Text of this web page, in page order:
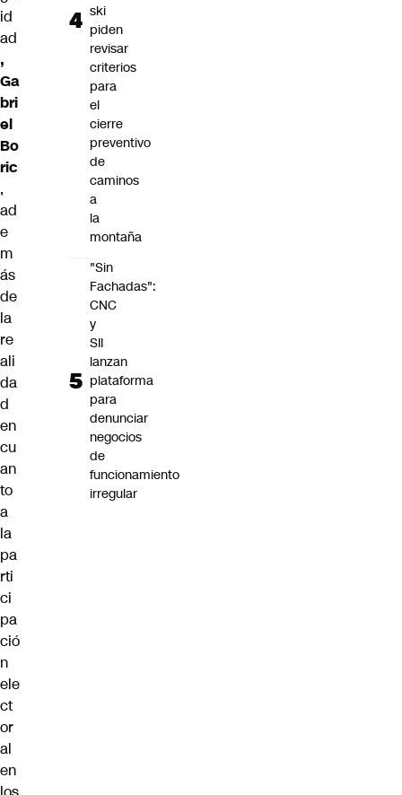
id
ad
,
Ga
bri
el
Bo
ric
,
ad
e
m
ás
de
la
re
ali
da
d
en
cu
an
to
a
la
pa
rti
ci
pa
ció
n
ele
ct
or
al
en
ski
piden
revisar
criterios
para
el
cierre
preventivo
de
caminos
a
la
montaña
"Sin
Fachadas":
CNC
y
SII
lanzan
plataforma
para
denunciar
negocios
de
funcionamiento
irregular